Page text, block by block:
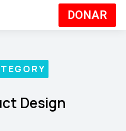
DONAR
Design